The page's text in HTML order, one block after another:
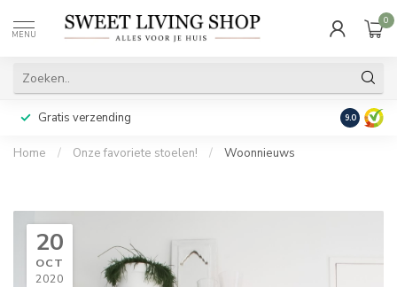
MENU
0
Gratis verzending Achteraf
9.0
Home / Onze favoriete stoelen! / Woonnieuws
20
OCT
2020